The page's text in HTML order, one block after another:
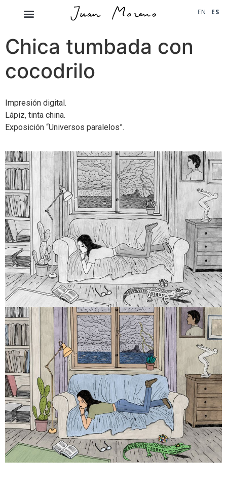
EN ES
Chica tumbada con
cocodrilo
Impresión digital.
Lápiz, tinta china.
Exposición “Universos paralelos”.